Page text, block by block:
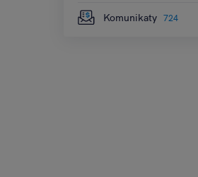
Komunikaty 724